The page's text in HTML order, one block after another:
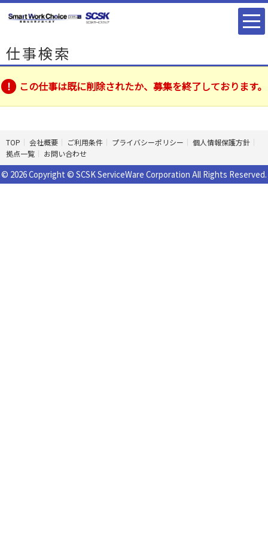
仕事検索
この仕事は既に削除されたか、募集を終了しております。
TOP 会社概要 ご利用条件 プライバシーポリシー
個人情報保護方針
拠点一覧
お問い合わせ
© 2026 Copyright © SCSK ServiceWare Corporation All Rights Reserved.